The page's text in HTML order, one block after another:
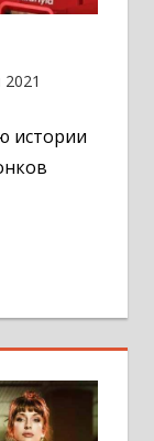
истории